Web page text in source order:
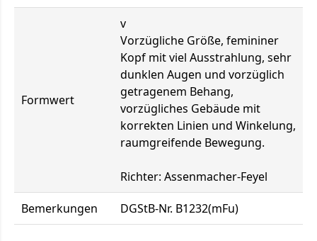
Formwert
v
Vorzügliche Größe, femininer
Kopf mit viel Ausstrahlung, sehr
dunklen Augen und vorzüglich
getragenem Behang,
vorzügliches Gebäude mit
korrekten Linien und Winkelung,
raumgreifende Bewegung.
Richter: Assenmacher-Feyel
Bemerkungen DGStB-Nr. B1232(mFu)